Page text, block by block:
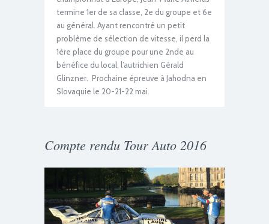
termine 1er de sa classe, 2e du groupe et 6e
au général. Ayant rencontré un petit
problème de sélection de vitesse, il perd la
1ère place du groupe pour une 2nde au
bénéfice du local, l’autrichien Gérald
Glinzner. Prochaine épreuve à Jahodna en
Slovaquie le 20-21-22 mai.
Compte rendu Tour Auto 2016